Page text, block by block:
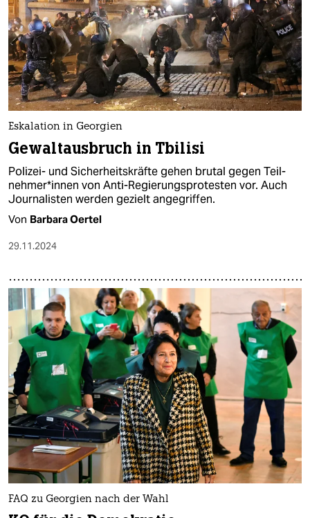
Eskalation in Georgien
Gewaltausbruch in Tbilisi
Polizei- und Sicherheitskräfte gehen brutal gegen Teil­
neh­me­r*in­nen von Anti-Regierungsprotesten vor. Auch
Jour­na­lis­ten werden gezielt angegriffen.
Von Barbara Oertel
29.11.2024
FAQ zu Georgien nach der Wahl